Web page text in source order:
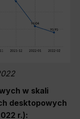
w skali
desktopowych
r.):